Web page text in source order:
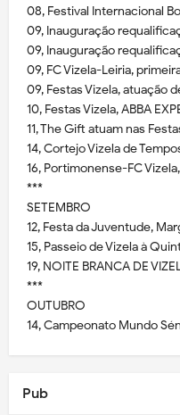
08, Festival Internacional
09, Inauguração
09, Inauguração
09, FC Vizela-Leiria,
09, Festas Vizela, atuação
10, Festas Vizela, ABBA
11, The Gift atuam nas
14, Cortejo Vizela de
16, Portimonense-FC
***
SETEMBRO
12, Festa da Juventude,
15, Passeio de Vizela à
19, NOITE BRANCA DE
***
OUTUBRO
14, Campeonato Mundo
Pub